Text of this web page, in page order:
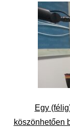
Egy
köszönhetően